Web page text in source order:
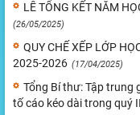
LỄ TỔNG KẾT NĂM
(26/05/2025)
QUY CHẾ XẾP LỚP
2025-2026 (17/04/2025)
Tổng Bí thư: Tập trung
tố cáo kéo dài trong quý